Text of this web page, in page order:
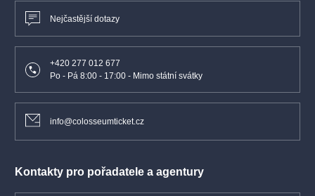
Nejčastější dotazy
+420 277 012 677
Po - Pá 8:00 - 17:00 - Mimo státní svátky
info@colosseumticket.cz
Kontakty pro pořadatele a agentury